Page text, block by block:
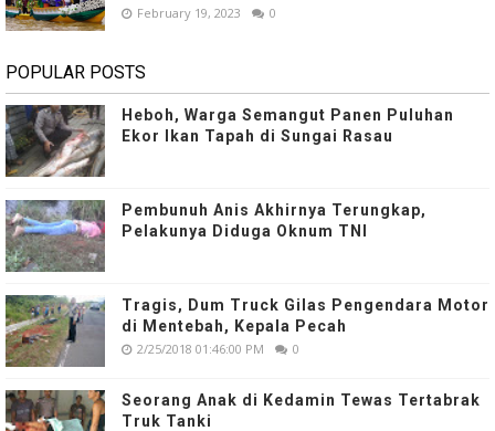
February 19, 2023 0
POPULAR POSTS
Heboh, Warga Semangut Panen Puluhan
Ekor Ikan Tapah di Sungai Rasau
Pembunuh Anis Akhirnya Terungkap,
Pelakunya Diduga Oknum TNI
Tragis, Dum Truck Gilas Pengendara Motor
di Mentebah, Kepala Pecah
2/25/2018 01:46:00 PM 0
Seorang Anak di Kedamin Tewas Tertabrak
Truk Tanki